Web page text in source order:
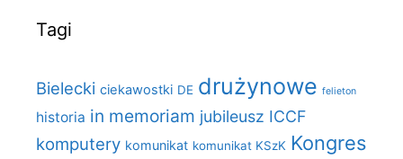
Tagi
Bielecki ciekawostki DE drużynowe felieton
historia in memoriam jubileusz ICCF
komputery komunikat komunikat KSzK Kongres